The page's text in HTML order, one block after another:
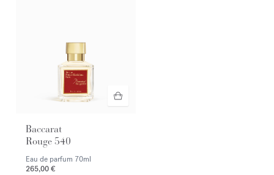
Baccarat
Rouge 540
Eau de parfum 70ml
265,00 €